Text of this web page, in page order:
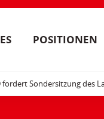
POSITIONEN
fordert Sondersitzung des